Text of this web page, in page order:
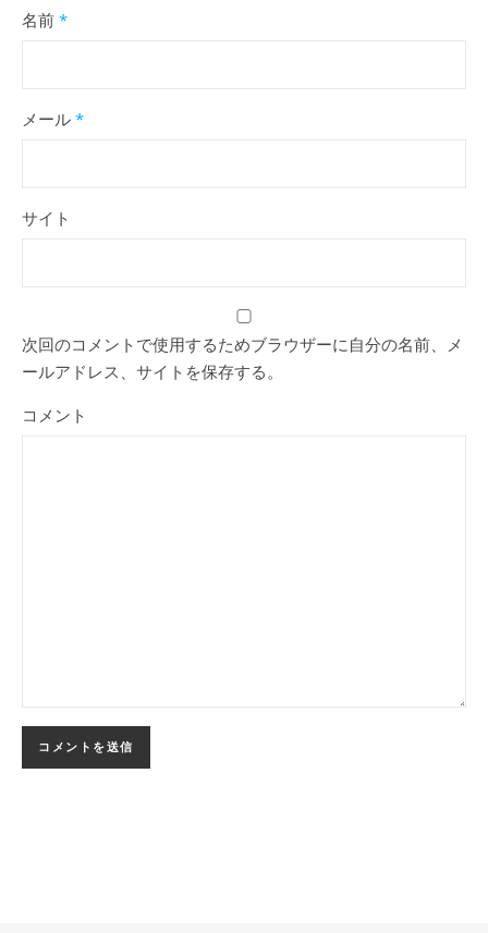
名前 *
メール *
サイト
次回のコメントで使用するためブラウザーに自分の名前、メ
ールアドレス、サイトを保存する。
コメント